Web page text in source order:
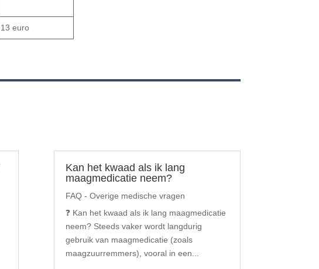
13 euro
Kan het kwaad als ik lang
maagmedicatie neem?
FAQ - Overige medische vragen
❓ Kan het kwaad als ik lang maagmedicatie
neem? Steeds vaker wordt langdurig
gebruik van maagmedicatie (zoals
maagzuurremmers), vooral in een...